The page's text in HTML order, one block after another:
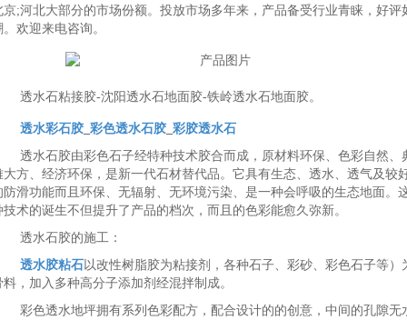
京;河北大部分的市场份额。投放市场多年来，产品备受行业青睐，好评
。欢迎来电咨询。
透水石粘接胶-沈阳透水石地面胶-铁岭透水石地面胶。
透水彩石胶_ 彩色透水石胶_ 彩胶透水石
透水石胶由彩色石子经特种技术胶合而成，原材料环保、色彩自然、
大方、经济环保，是新一代石材替代品。它具有生态、透水、透气及较
防滑功能而且环保、无辐射、无环境污染、是一种会呼吸的生态地面。
技术的诞生不但提升了产品的档次，而且的色彩能愈久弥新。
透水石胶的施工：
透水胶粘石以改性树脂胶为粘接剂，各种石子、彩砂、彩色石子等）
料，加入多种高分子添加剂经混拌制成。
彩色透水地坪拥有系列色彩配方，配合设计的的创意，中间的孔隙无